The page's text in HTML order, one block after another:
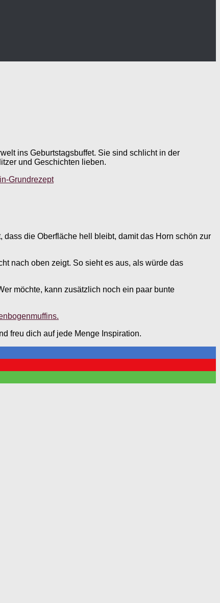
ins Geburtstagsbuffet. Sie sind schlicht in der
und Geschichten lieben.
Grundrezept
die Oberfläche hell bleibt, damit das Horn schön zur
nach oben zeigt. So sieht es aus, als würde das
möchte, kann zusätzlich noch ein paar bunte
freu dich auf jede Menge Inspiration.